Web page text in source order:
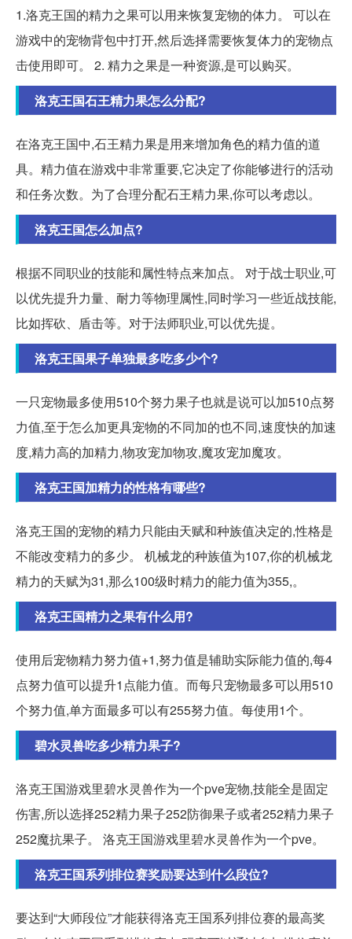
1.洛克王国的精力之果可以用来恢复宠物的体力。 可以在
游戏中的宠物背包中打开,然后选择需要恢复体力的宠物点
击使用即可。 2. 精力之果是一种资源,是可以购买。
洛克王国石王精力果怎么分配?
在洛克王国中,石王精力果是用来增加角色的精力值的道
具。精力值在游戏中非常重要,它决定了你能够进行的活动
和任务次数。为了合理分配石王精力果,你可以考虑以。
洛克王国怎么加点?
根据不同职业的技能和属性特点来加点。 对于战士职业,可
以优先提升力量、耐力等物理属性,同时学习一些近战技能,
比如挥砍、盾击等。对于法师职业,可以优先提。
洛克王国果子单独最多吃多少个?
一只宠物最多使用510个努力果子也就是说可以加510点努
力值,至于怎么加更具宠物的不同加的也不同,速度快的加速
度,精力高的加精力,物攻宠加物攻,魔攻宠加魔攻。
洛克王国加精力的性格有哪些?
洛克王国的宠物的精力只能由天赋和种族值决定的,性格是
不能改变精力的多少。 机械龙的种族值为107,你的机械龙
精力的天赋为31,那么100级时精力的能力值为355,。
洛克王国精力之果有什么用?
使用后宠物精力努力值+1,努力值是辅助实际能力值的,每4
点努力值可以提升1点能力值。而每只宠物最多可以用510
个努力值,单方面最多可以有255努力值。每使用1个。
碧水灵兽吃多少精力果子?
洛克王国游戏里碧水灵兽作为一个pve宠物,技能全是固定
伤害,所以选择252精力果子252防御果子或者252精力果子
252魔抗果子。 洛克王国游戏里碧水灵兽作为一个pve。
洛克王国系列排位赛奖励要达到什么段位?
要达到“大师段位”才能获得洛克王国系列排位赛的最高奖